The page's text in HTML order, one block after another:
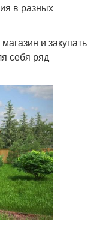
в разных
и закупать
себя ряд